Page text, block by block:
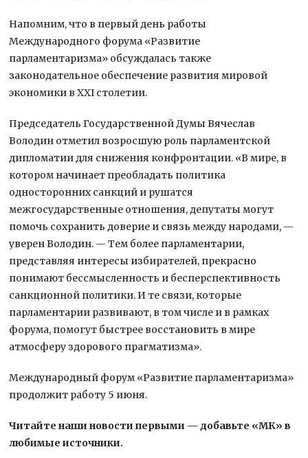
Напомним, что в первый день работы
Международного форума «Развитие
парламентаризма» обсуждалась также
законодательное обеспечение развития мировой
экономики в XXI столетии.
Председатель Государственной Думы Вячеслав
Володин отметил возросшую роль парламентской
дипломатии для снижения конфронтации. «В мире, в
котором начинает преобладать политика
односторонних санкций и рушатся
межгосударственные отношения, депутаты могут
помочь сохранить доверие и связь между народами, —
уверен Володин. — Тем более парламентарии,
представляя интересы избирателей, прекрасно
понимают бессмысленность и бесперспективность
санкционной политики. И те связи, которые
парламентарии развивают, в том числе и в рамках
форума, помогут быстрее восстановить в мире
атмосферу здорового прагматизма».
Международный форум «Развитие парламентаризма»
продолжит работу 5 июня.
Читайте наши новости первыми — добавьте «МК» в
любимые источники.